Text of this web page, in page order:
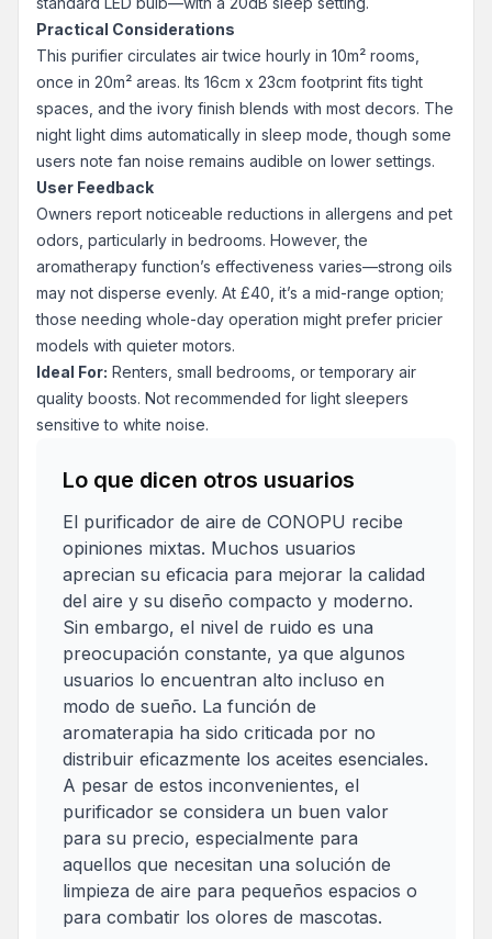
Practical Considerations
This purifier circulates air twice hourly in 10m² rooms,
once in 20m² areas. Its 16cm x 23cm footprint fits tight
spaces, and the ivory finish blends with most decors. The
night light dims automatically in sleep mode, though some
users note fan noise remains audible on lower settings.
User Feedback
Owners report noticeable reductions in allergens and pet
odors, particularly in bedrooms. However, the
aromatherapy function’s effectiveness varies—strong oils
may not disperse evenly. At £40, it’s a mid-range option;
those needing whole-day operation might prefer pricier
models with quieter motors.
Ideal For: Renters, small bedrooms, or temporary air
quality boosts. Not recommended for light sleepers
sensitive to white noise.
Lo que dicen otros usuarios
El purificador de aire de CONOPU recibe
opiniones mixtas. Muchos usuarios
aprecian su eficacia para mejorar la calidad
del aire y su diseño compacto y moderno.
Sin embargo, el nivel de ruido es una
preocupación constante, ya que algunos
usuarios lo encuentran alto incluso en
modo de sueño. La función de
aromaterapia ha sido criticada por no
distribuir eficazmente los aceites esenciales.
A pesar de estos inconvenientes, el
purificador se considera un buen valor
para su precio, especialmente para
aquellos que necesitan una solución de
limpieza de aire para pequeños espacios o
para combatir los olores de mascotas.